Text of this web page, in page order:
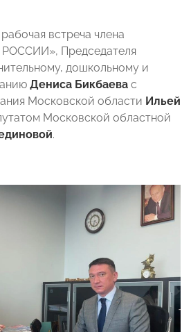
встреча члена
Председателя
дошкольному и
Дениса Бикбаева с
Московской области Ильей
Московской областной
.